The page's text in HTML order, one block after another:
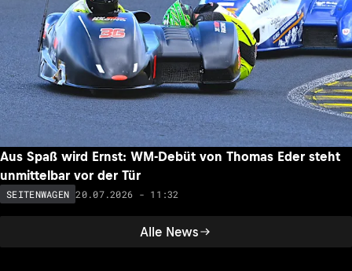
Alle News
Aus Spaß wird Ernst: WM-Debüt von Thomas Eder steht
unmittelbar vor der Tür
SEITENWAGEN 20.07.2026 - 11:32